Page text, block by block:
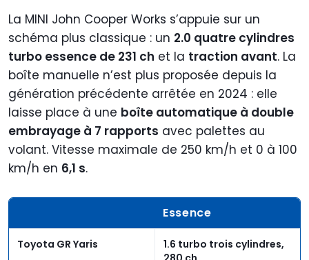
La MINI John Cooper Works s’appuie sur un
schéma plus classique : un 2.0 quatre cylindres
turbo essence de 231 ch et la traction avant. La
boîte manuelle n’est plus proposée depuis la
génération précédente arrêtée en 2024 : elle
laisse place à une boîte automatique à double
embrayage à 7 rapports avec palettes au
volant. Vitesse maximale de 250 km/h et 0 à 100
km/h en 6,1 s.
Essence
Toyota GR Yaris
1.6 turbo trois cylindres,